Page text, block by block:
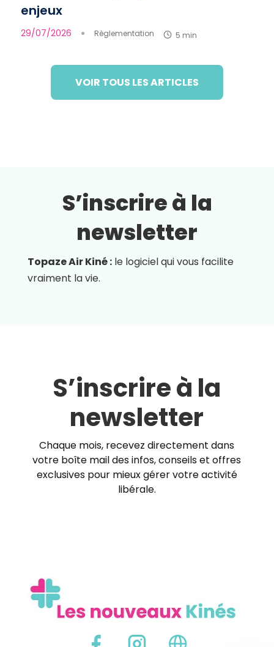
enjeux
29/07/2026 ● Règlementation 5 min
VOIR TOUS LES ARTICLES
S’inscrire à la
newsletter
Topaze Air Kiné : le logiciel qui vous facilite
vraiment la vie.
S’inscrire à la
newsletter
Chaque mois, recevez directement dans
votre boîte mail des infos, conseils et offres
exclusives pour mieux gérer votre activité
libérale.